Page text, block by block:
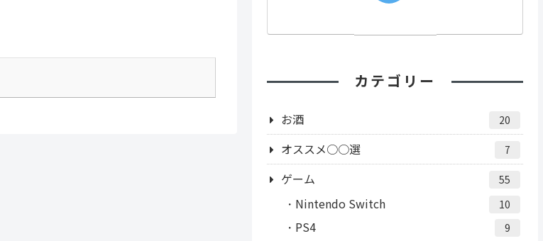
カテゴリー
お酒 20
オススメ○○選 7
ゲーム 55
Nintendo Switch 10
PS4 9